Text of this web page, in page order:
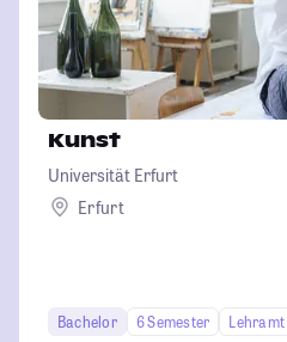
Kunst
Universität Erfurt
Erfurt
Bachelor 6 Semester
Lehramt